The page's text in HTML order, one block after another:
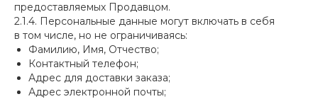
предоставляемых Продавцом.
2.1.4. Персональные данные могут включать в себя
в том числе, но не ограничиваясь:
Фамилию, Имя, Отчество;
Контактный телефон;
Адрес для доставки заказа;
Адрес электронной почты;